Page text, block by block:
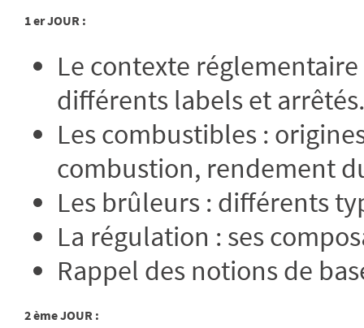
1 er JOUR :
Le contexte
différents labels et arrêtés.
Les combustibles :
combustion, rendement
Les brûleurs : différents
La régulation : ses
Rappel des notions de
2 ème JOUR :